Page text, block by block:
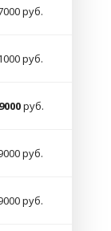
руб.
руб.
руб.
руб.
руб.